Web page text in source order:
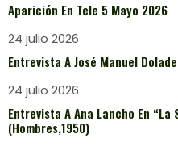
Aparición En Tele 5 Mayo 2026
24 julio 2026
Entrevista A José Manuel
24 julio 2026
Entrevista A Ana Lancho En
(Hombres,1950)